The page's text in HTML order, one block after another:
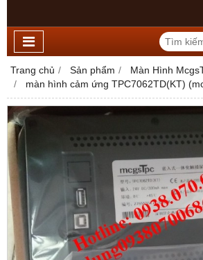
Trang chủ Sản phẩm
Màn Hình
màn hình cảm ứng TPC7062TD(KT)